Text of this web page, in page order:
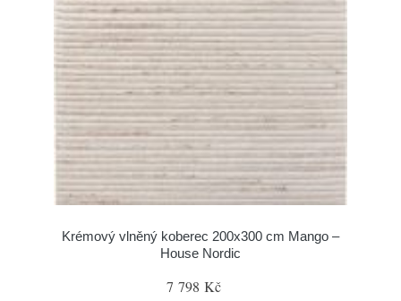
Krémový vlněný koberec 200x300 cm Mango –
House Nordic
7 798 Kč